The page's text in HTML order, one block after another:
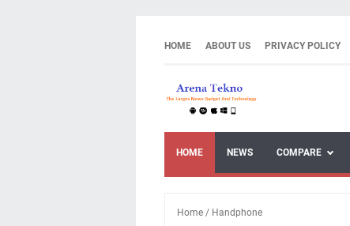
HOME ABOUT US PRIVACY POLICY
HOME NEWS COMPARE
Home / Handphone